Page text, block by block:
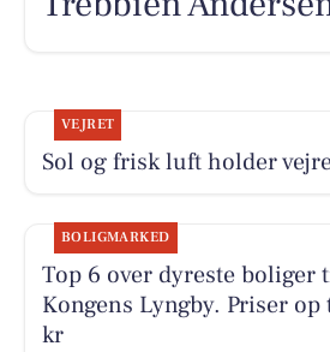
VEJRET
Sol og frisk luft holder
BOLIGMARKED
Top 6 over dyreste boliger
Kongens Lyngby. Priser
kr